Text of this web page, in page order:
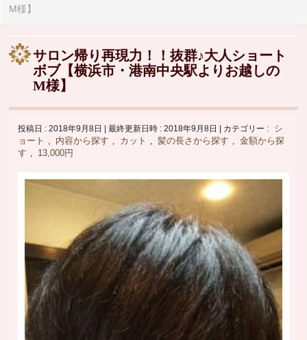
M様】
サロン帰り再現力！！抜群♪大人ショート
ボブ【横浜市・港南中央駅よりお越しの
M様】
投稿日 : 2018年9月8日 最終更新日時 : 2018年9月8日 カテゴリー :
シ
ョート
内容から探す カット 髪の長さから探す
金額から探
す
13,000円